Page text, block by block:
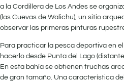
a la Cordillera de Los Andes se
(las Cuevas de Walichu), un sitio
observar las primeras pinturas
Para practicar la pesca deportiva en
hacerlo desde Punta del Lago
En esta bahía se obtienen truchas
de gran tamaño. Una característica